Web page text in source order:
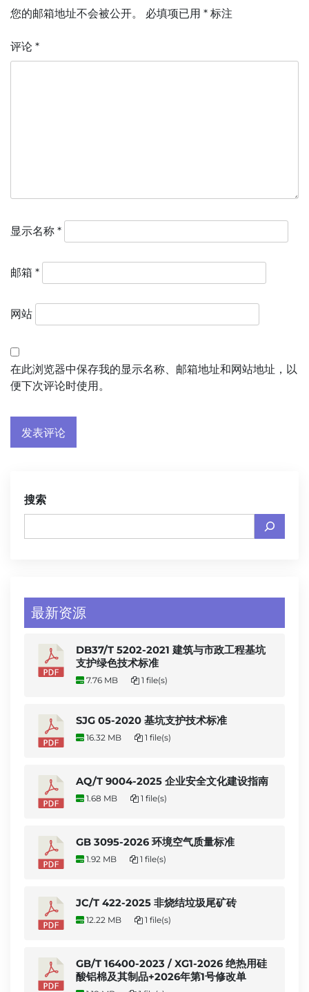
您的邮箱地址不会被公开。 必填项已用 * 标注
评论 *
显示名称 *
邮箱 *
网站
在此浏览器中保存我的显示名称、邮箱地址和网站地址，以
便下次评论时使用。
搜索
最新资源
DB37/T 5202-2021 建筑与市政工程基坑
支护绿色技术标准
7.76 MB 1 file(s)
SJG 05-2020 基坑支护技术标准
16.32 MB 1 file(s)
AQ/T 9004-2025 企业安全文化建设指南
1.68 MB 1 file(s)
GB 3095-2026 环境空气质量标准
1.92 MB 1 file(s)
JC/T 422-2025 非烧结垃圾尾矿砖
12.22 MB 1 file(s)
GB/T 16400-2023 / XG1-2026 绝热用硅
酸铝棉及其制品+2026年第1号修改单